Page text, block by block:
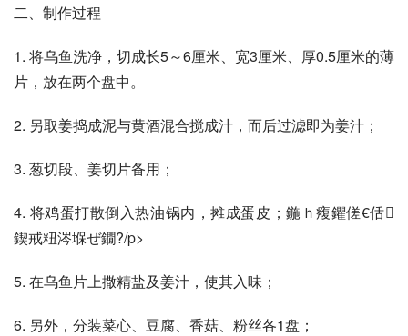
二、制作过程
1. 将乌鱼洗净，切成长5～6厘米、宽3厘米、厚0.5厘米的薄
片，放在两个盘中。
2. 另取姜捣成泥与黄酒混合搅成汁，而后过滤即为姜汁；
3. 葱切段、姜切片备用；
4. 将鸡蛋打散倒入热油锅内，摊成蛋皮；鍦ｈ癁鑺傞€佸
鍥戒粈涔堢ぜ鐗?/p>
5. 在乌鱼片上撒精盐及姜汁，使其入味；
6. 另外，分装菜心、豆腐、香菇、粉丝各1盘；